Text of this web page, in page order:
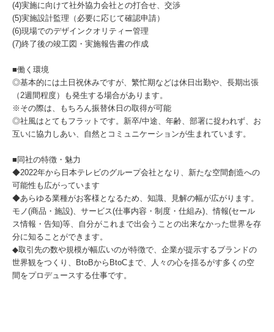
(4)実施に向けて社外協力会社との打合せ、交渉
(5)実施設計監理（必要に応じて確認申請）
(6)現場でのデザインクオリティー管理
(7)終了後の竣工図・実施報告書の作成
■働く環境
◎基本的には土日祝休みですが、繁忙期などは休日出勤や、長期出張
（2週間程度）も発生する場合があります。
※その際は、もちろん振替休日の取得が可能
◎社風はとてもフラットです。新卒/中途、年齢、部署に捉われず、お
互いに協力しあい、自然とコミュニケーションが生まれています。
■同社の特徴・魅力
◆2022年から日本テレビのグループ会社となり、新たな空間創造への
可能性も広がっています
◆あらゆる業種がお客様となるため、知識、見解の幅が広がります。
モノ(商品・施設)、サービス(仕事内容・制度・仕組み)、情報(セール
ス情報・告知)等、自分がこれまで出会うことの出来なかった世界を存
分に知ることができます。
◆取引先の数や規模が幅広いのが特徴で、企業が提示するブランドの
世界観をつくり、BtoBからBtoCまで、人々の心を揺るがす多くの空
間をプロデュースする仕事です。